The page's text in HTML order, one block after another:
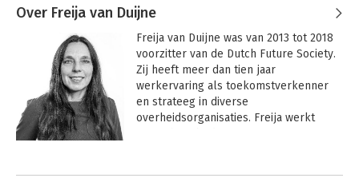
Over Freija van Duijne
Freija van Duijne was van 2013 tot 2018
voorzitter van de Dutch Future Society.
Zij heeft meer dan tien jaar
werkervaring als toekomstverkenner
en strateeg in diverse
overheidsorganisaties. Freija werkt